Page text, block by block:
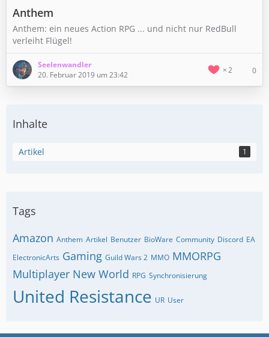
Anthem
Anthem: ein neues Action RPG ... und nicht nur RedBull
verleiht Flügel!
Seelenwandler
20. Februar 2019 um 23:42
2 0
Inhalte
Artikel 1
Tags
Amazon Anthem Artikel Benutzer BioWare Community Discord EA
ElectronicArts Gaming Guild Wars 2 MMO MMORPG
Multiplayer New World RPG Synchronisierung
United Resistance UR User